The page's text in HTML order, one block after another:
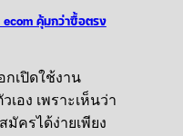
คุ้มกว่าซื้อตรง
กเปิดใช้งาน
เอง เพราะเห็นว่า
มัครได้ง่ายเพียง